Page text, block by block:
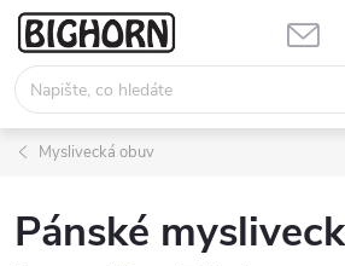
Přejít
obsah
Myslivecká obuv
Pánské